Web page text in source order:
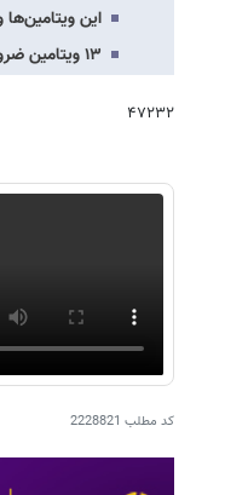
این
۱۳ ویتامین ضروری بدن/ ویتامین‌های روزانه را چه زمانی مصرف کنیم؟
۴۷۲۳۲
کد مطلب 2228821